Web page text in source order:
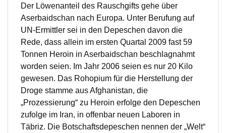
Der Löwenanteil des Rauschgifts gehe über
Aserbaidschan nach Europa. Unter Berufung auf
UN-Ermittler sei in den Depeschen davon die
Rede, dass allein im ersten Quartal 2009 fast 59
Tonnen Heroin in Aserbaidschan beschlagnahmt
worden seien. Im Jahr 2006 seien es nur 20 Kilo
gewesen. Das Rohopium für die Herstellung der
Droge stamme aus Afghanistan, die
„Prozessierung“ zu Heroin erfolge den Depeschen
zufolge im Iran, in offenbar neuen Laboren in
Täbriz. Die Botschaftsdepeschen nennen der „Welt“